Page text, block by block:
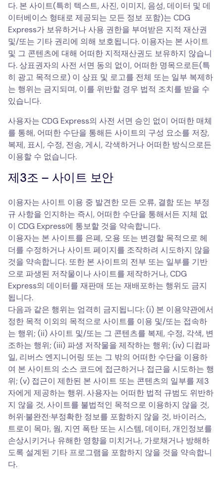
다. 본 사이트(특히 텍스트, 사진, 이미지, 음성, 데이터 및 데
이터베이스 형태로 제공되는 모든 정보 포함)는 CDG
Express가 보유하거나 사용 권한을 부여받은 지적 재산권
및/또는 기타 권리에 의해 보호됩니다. 이용자는 본 사이트
및 그 콘텐츠에 대해 어떠한 지적재산권도 보유하지 않습니
다. 상표권자의 사전 서면 동의 없이, 어떠한 명목으로든(특
히 광고 목적으로) 이 상표 및 로고를 전체 또는 일부 복제하
는 행위는 금지되며, 이를 위반할 경우 법적 조치를 받을 수
있습니다.
사용자는 CDG Express의 사전 서면 승인 없이 어떠한 매체
를 통해, 어떠한 수단을 통해든 사이트의 구성 요소를 저장,
복제, 표시, 수정, 전송, 게시, 각색하거나 어떠한 방식으로든
이용할 수 없습니다.
제3조 – 사이트 보안
이용자는 사이트 이용 중 발견한 모든 오류, 결함 또는 부정
규 사항을 인지하는 즉시, 어떠한 수단을 통해서든 지체 없
이 CDG Express에 통보할 것을 약속합니다.
이용자는 본 사이트를 은폐, 오용 또는 변경할 목적으로 헤
더를 수정하거나 사이트 페이지를 조작하려 시도하지 않을
것을 약속합니다. 또한 본 사이트의 전부 또는 일부를 기반
으로 파생된 저작물이나 사이트를 제작하거나, CDG
Express의 데이터를 재판매 또는 재배포하는 행위도 금지
됩니다.
다음과 같은 행위는 엄격히 금지됩니다: (i) 본 이용약관에서
정한 목적 이외의 목적으로 사이트를 이용 및/또는 접속하
는 행위; (ii) 사이트 및/또는 그 콘텐츠를 복제, 수정, 각색, 변
조하는 행위; (iii) 파생 저작물을 제작하는 행위; (iv) 디컴파
일, 리버스 엔지니어링 또는 그 밖의 어떠한 수단을 이용하
여 본 사이트의 소스 코드에 접근하거나 접근을 시도하는 행
위; (v) 접근이 제한된 본 사이트 또는 콘텐츠의 일부를 제3
자에게 제공하는 행위. 사용자는 어떠한 법적 규범도 위반하
지 않을 것, 사이트를 불법적인 목적으로 이용하지 않을 것,
허위·불완전·부정확한 정보를 포함하지 않을 것, 바이러스,
트로이 목마, 웜, 지연 폭탄 또는 시스템, 데이터, 개인정보를
손상시키거나 유해한 영향을 미치거나, 가로채거나 방해하
도록 설계된 기타 프로그램을 포함하지 않을 것을 약속합니
다.